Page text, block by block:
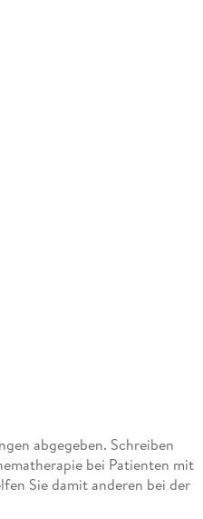
abgegeben. Schreiben
bei Patienten mit
Sie damit anderen bei der